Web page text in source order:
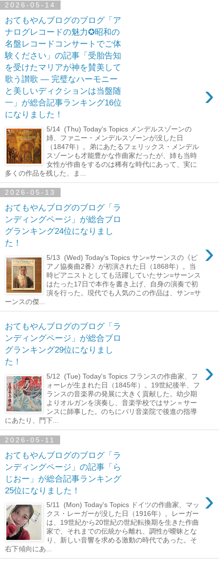
2026-05-14
おてもやんブログのブログ「ア
ナログレコードの魅力✪昭和の
名盤レコードコンサートでご体
験ください」の記事「受胎告知
を受けたマリアが神を賛美して
歌う讃歌 ― 完璧なハーモニー
と美しいディクションは当盤随
一」が総合記事ランキング16位
になりました！
›
5/14 (Thu) Today's Topics メンデルスゾーンの
姉、ファニー・メンデルスゾーンが没した日
（1847年）。弟にあたるフェリックス・メンデル
スゾーンも才能豊かな作曲家だったが、姉も当時
女性が作曲をするのは稀有な時代にあって、実に
多くの作品を残した、ま...
2026-05-13
おてもやんブログのブログ「ラ
ンディングページ」が総合ブロ
グランキング24位になりまし
た！
›
5/13 (Wed) Today's Topics サン=サーンスの《ピ
アノ協奏曲2番》が初演された日（1868年）。当
時ピアニストとしても活躍していたサン=サーンス
はたった17日で本作を書き上げ、自身の演奏で初
演を行った。現代でも人気のこの作品は、サン=サ
ーンスの傑...
おてもやんブログのブログ「ラ
ンディングページ」が総合ブロ
グランキング29位になりまし
た！
›
5/12 (Tue) Today's Topics フランスの作曲家、フ
ォーレが生まれた日（1845年）。19世紀後半、フ
ランスの音楽界の発展に大きく貢献した。幼少期
よりオルガンを演奏し、音楽学校ではサン＝サー
ンスに師事した。のちにパリ音楽院で後進の指導
にあたり、門下...
2026-05-11
おてもやんブログのブログ「ラ
ンディングページ」の記事「ら
じおー」が総合記事ランキング
25位になりました！
›
5/11 (Mon) Today's Topics ドイツの作曲家、マッ
クス・レーガーが没した日（1916年）。レーガー
は、19世紀から20世紀の世紀転換期を生きた作曲
家で、それまでの伝統から離れ、調性が曖昧とな
り、新しい音響を求める激動の時代であった。そ
右下傾向にあ...